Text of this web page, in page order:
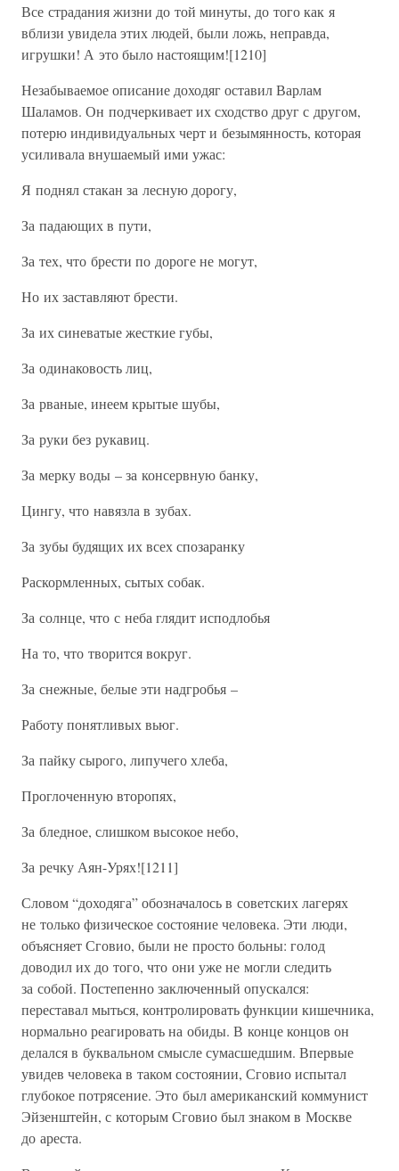
Все страдания жизни до той минуты, до того как я
вблизи увидела этих людей, были ложь, неправда,
игрушки! А это было настоящим![1210]
Незабываемое описание доходяг оставил Варлам
Шаламов. Он подчеркивает их сходство друг с другом,
потерю индивидуальных черт и безымянность, которая
усиливала внушаемый ими ужас:
Я поднял стакан за лесную дорогу,
За падающих в пути,
За тех, что брести по дороге не могут,
Но их заставляют брести.
За их синеватые жесткие губы,
За одинаковость лиц,
За рваные, инеем крытые шубы,
За руки без рукавиц.
За мерку воды – за консервную банку,
Цингу, что навязла в зубах.
За зубы будящих их всех спозаранку
Раскормленных, сытых собак.
За солнце, что с неба глядит исподлобья
На то, что творится вокруг.
За снежные, белые эти надгробья –
Работу понятливых вьюг.
За пайку сырого, липучего хлеба,
Проглоченную второпях,
За бледное, слишком высокое небо,
За речку Аян-Урях![1211]
Словом “доходяга” обозначалось в советских лагерях
не только физическое состояние человека. Эти люди,
объясняет Сговио, были не просто больны: голод
доводил их до того, что они уже не могли следить
за собой. Постепенно заключенный опускался:
переставал мыться, контролировать функции кишечника,
нормально реагировать на обиды. В конце концов он
делался в буквальном смысле сумасшедшим. Впервые
увидев человека в таком состоянии, Сговио испытал
глубокое потрясение. Это был американский коммунист
Эйзенштейн, с которым Сговио был знаком в Москве
до ареста.